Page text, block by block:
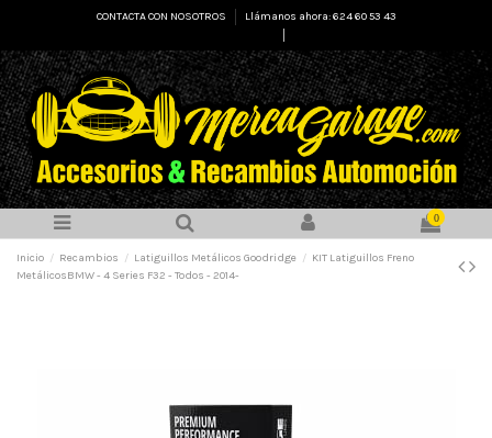
CONTACTA CON NOSOTROS
Llámanos ahora: 624 60 53 43
0
Inicio Recambios Latiguillos Metálicos Goodridge
KIT Latiguillos Freno
MetálicosBMW - 4 Series F32 - Todos - 2014-